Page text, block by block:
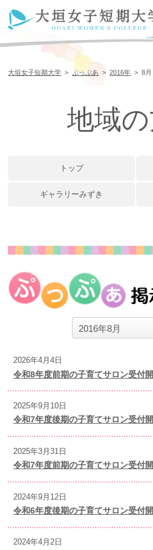
大垣女子短期大学 >ぷっぷあ >2016年 >8月
地域
トップ
ギャラリーみずき
2026年4月4日
令和8年度前期の子育てサロン受付
2025年9月10日
令和7年度後期の子育てサロン受付
2025年3月31日
令和7年度前期の子育てサロン受付
2024年9月12日
令和6年度後期の子育てサロン受付
2024年4月2日